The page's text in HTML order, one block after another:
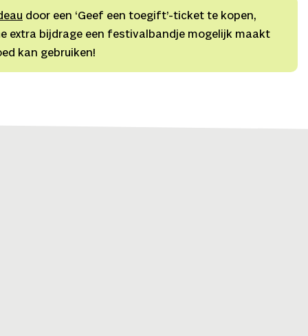
Thompson (Mohawk), Jessica Helbach (NL),
i.s.m. Tim Vermeulen (NL),Cultureel adviesNeal
Schenandoah (Oneida),
(USA)
door een ‘Geef een toegift’-ticket te kopen,
extra bijdrage een festivalbandje mogelijk maakt
kan gebruiken!